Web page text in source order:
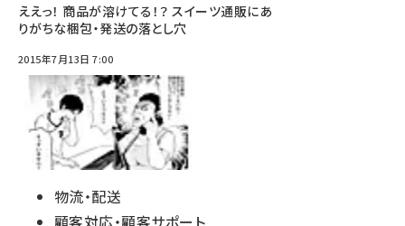
ええっ！ 商品が溶けてる！？ スイーツ通販にあ
りがちな梱包・発送の落とし穴
2015年7月13日 7:00
物流・配送
顧客対応・顧客サポート